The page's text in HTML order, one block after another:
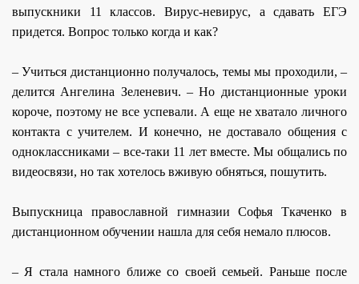
выпускники 11 классов. Вирус-невирус, а сдавать ЕГЭ
придется. Вопрос только когда и как?
– Учиться дистанционно получалось, темы мы проходили, –
делится Ангелина Зеленевич. – Но дистанционные уроки
короче, поэтому не все успевали. А еще не хватало личного
контакта с учителем. И конечно, не доставало общения с
одноклассниками – все-таки 11 лет вместе. Мы общались по
видеосвязи, но так хотелось вживую обняться, пошутить.
Выпускница православной гимназии Софья Ткаченко в
дистанционном обучении нашла для себя немало плюсов.
– Я стала намного ближе со своей семьей. Раньше после